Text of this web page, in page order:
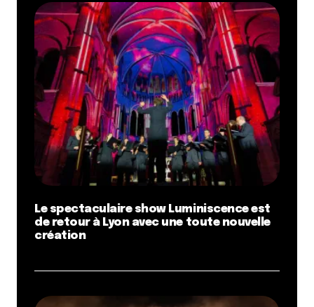
Le spectaculaire show Luminiscence est
de retour à Lyon avec une toute nouvelle
création